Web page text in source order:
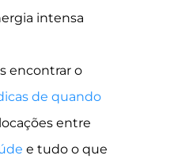
intensa
encontrar o
de quando
entre
e tudo o que